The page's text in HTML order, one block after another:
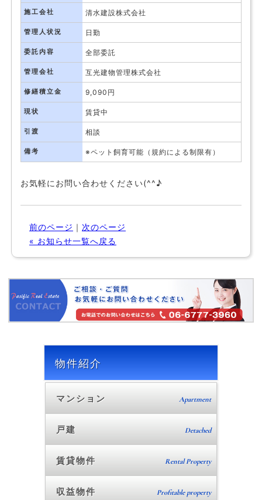
施工会社 清水建設株式会社
管理人状況 日勤
委託内容 全部委託
管理会社 互光建物管理株式会社
修繕積立金 9,090円
現状 賃貸中
引渡 相談
備考 ※ペット飼育可能（規約による制限有）
お気軽にお問い合わせください(^^♪
前のページ ｜ 次のページ
« お知らせ一覧へ戻る
物件紹介
マンション Apartment
戸建 Detached
賃貸物件 Rental Property
収益物件 Profitable property